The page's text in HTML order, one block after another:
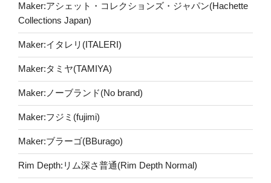
Maker:アシェット・コレクションズ・ジャパン(Hachette
Collections Japan)
Maker:イタレリ(ITALERI)
Maker:タミヤ(TAMIYA)
Maker:ノーブランド(No brand)
Maker:フジミ(fujimi)
Maker:ブラーゴ(BBurago)
Rim Depth:リム深さ普通(Rim Depth Normal)